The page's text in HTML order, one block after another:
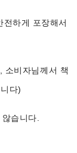
하게 포장해서
소비자님께서 책
다)
습니다.